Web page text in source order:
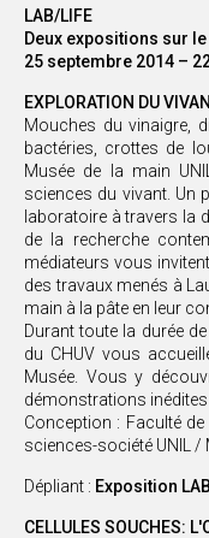
LAB/LIFE
Deux expositions sur
25 septembre 2014 –
EXPLORATION DU
Mouches du vinaigre,
bactéries, crottes de
Musée de la main
sciences du vivant. Un
laboratoire à travers la
de la recherche
médiateurs vous
des travaux menés à
main à la pâte en leur
Durant toute la durée
du CHUV vous
Musée. Vous y
démonstrations inédites
Conception : Faculté
sciences-société UNIL /
Dépliant : Exposition
CELLULES SOUCHES: